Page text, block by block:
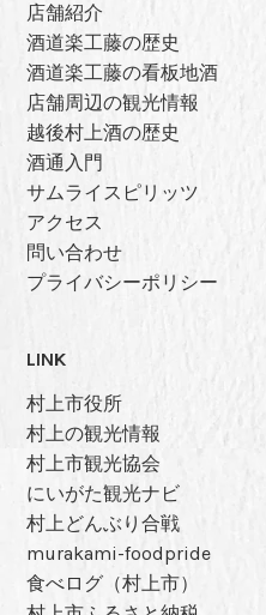
店舗紹介
酒道楽工藤の歴史
酒道楽工藤の看板地酒
店舗周辺の観光情報
越後村上酒の歴史
酒通入門
サムライスピリッツ
アクセス
問い合わせ
プライバシーポリシー
LINK
村上市役所
村上の観光情報
村上市観光協会
にいがた観光ナビ
村上どんぶり合戦
murakami-foodpride
食べログ（村上市）